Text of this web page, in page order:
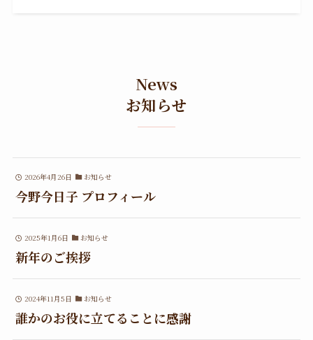
News
お知らせ
2026年4月26日 お知らせ
今野今日子 プロフィール
2025年1月6日 お知らせ
新年のご挨拶
2024年11月5日 お知らせ
誰かのお役に立てることに感謝